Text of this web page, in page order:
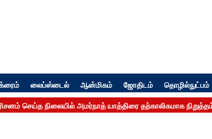
லைப்ஸ்டைல் ஆன்மிகம் ஜோதிடம் தொழில்நுட்பம்